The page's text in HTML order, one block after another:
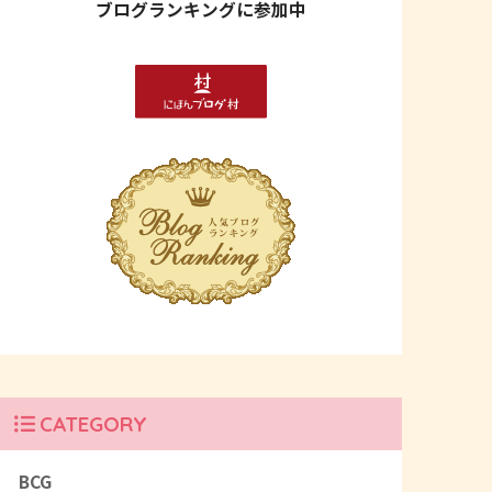
ブログランキングに参加中
CATEGORY
BCG